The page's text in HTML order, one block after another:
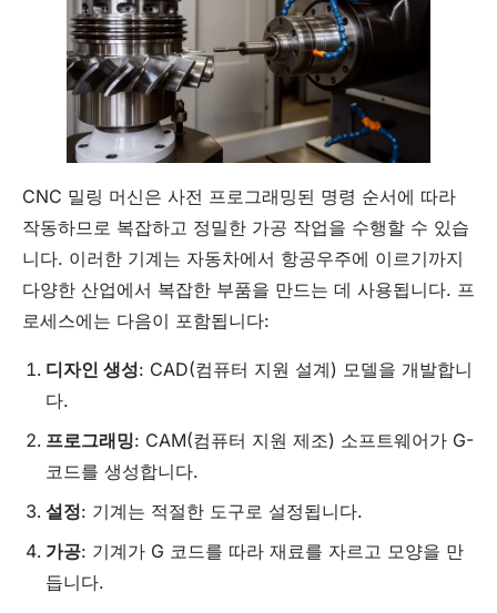
CNC 밀링 머신은 사전 프로그래밍된 명령 순서에 따라
작동하므로 복잡하고 정밀한 가공 작업을 수행할 수 있습
니다. 이러한 기계는 자동차에서 항공우주에 이르기까지
다양한 산업에서 복잡한 부품을 만드는 데 사용됩니다. 프
로세스에는 다음이 포함됩니다:
디자인 생성: CAD(컴퓨터 지원 설계) 모델을 개발합니
다.
프로그래밍: CAM(컴퓨터 지원 제조) 소프트웨어가 G-
코드를 생성합니다.
설정: 기계는 적절한 도구로 설정됩니다.
가공: 기계가 G 코드를 따라 재료를 자르고 모양을 만
듭니다.